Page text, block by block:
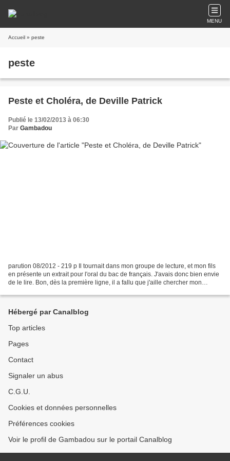
MENU
Accueil » peste
peste
Peste et Choléra, de Deville Patrick
Publié le 13/02/2013 à 06:30
Par Gambadou
parution 08/2012 - 219 p Il tournait dans mon groupe de lecture, et mon fils
en présente un extrait pour l'oral du bac de français. J'avais donc bien envie
de le lire. Bon, dès la première ligne, il a fallu que j'aille chercher mon
Hébergé par Canalblog
Top articles
Pages
Contact
Signaler un abus
C.G.U.
Cookies et données personnelles
Préférences cookies
Voir le profil de Gambadou sur le portail Canalblog